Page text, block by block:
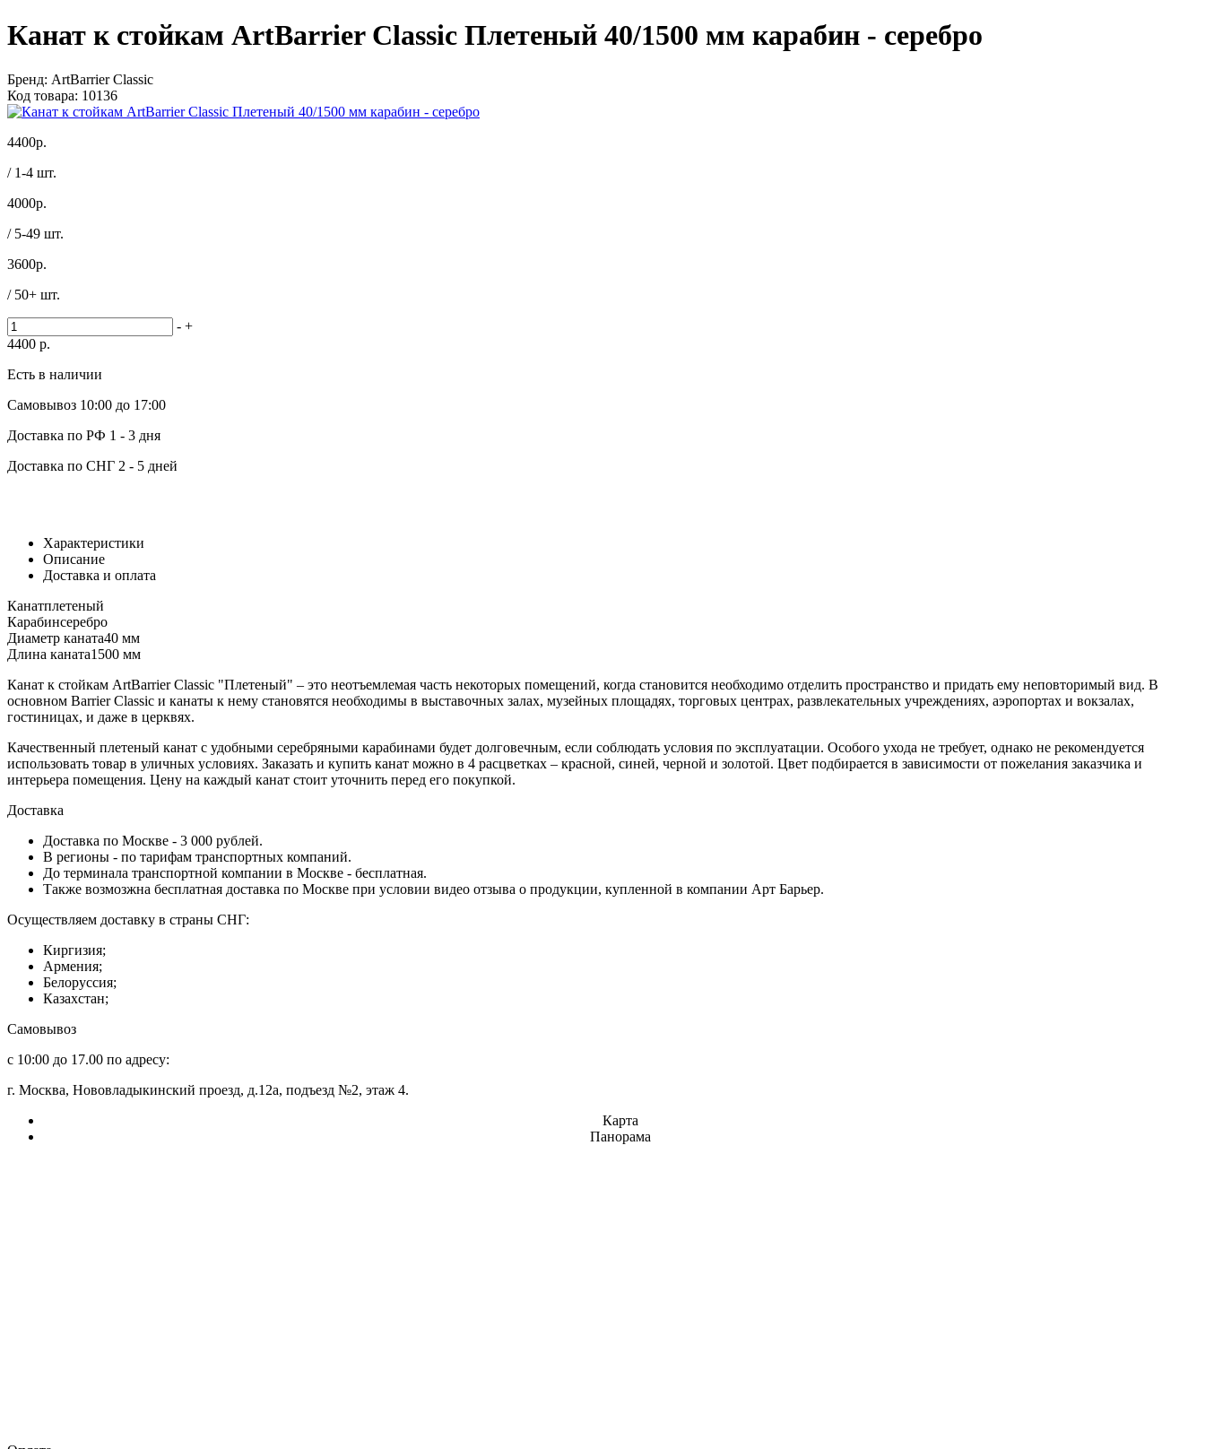
Канат к стойкам ArtBarrier Classic Плетеный 40/1500 мм карабин - серебро
Бренд: ArtBarrier Classic
Код товара: 10136
4400р.
/ 1-4 шт.
4000р.
/ 5-49 шт.
3600р.
/ 50+ шт.
- +
4400 р.
Есть в наличии
Самовывоз 10:00 до 17:00
Доставка по РФ 1 - 3 дня
Доставка по СНГ 2 - 5 дней
Характеристики
Описание
Доставка и оплата
Канатплетеный
Карабинсеребро
Диаметр каната40 мм
Длина каната1500 мм
Канат к стойкам ArtBarrier Classic "Плетеный" – это неотъемлемая часть некоторых помещений, когда становится необходимо отделить пространство и придать ему неповторимый вид. В
основном Barrier Classiс и канаты к нему становятся необходимы в выставочных залах, музейных площадях, торговых центрах, развлекательных учреждениях, аэропортах и вокзалах,
гостиницах, и даже в церквях.
Качественный плетеный канат с удобными серебряными карабинами будет долговечным, если соблюдать условия по эксплуатации. Особого ухода не требует, однако не рекомендуется
использовать товар в уличных условиях. Заказать и купить канат можно в 4 расцветках – красной, синей, черной и золотой. Цвет подбирается в зависимости от пожелания заказчика и
интерьера помещения. Цену на каждый канат стоит уточнить перед его покупкой.
Доставка
Доставка по Москве - 3 000 рублей.
В регионы - по тарифам транспортных компаний.
До терминала транспортной компании в Москве - бесплатная.
Также возмозжна бесплатная доставка по Москве при условии видео отзыва о продукции, купленной в компании Арт Барьер.
Осуществляем доставку в страны СНГ:
Киргизия;
Армения;
Белоруссия;
Казахстан;
Самовывоз
с 10:00 до 17.00 по адресу:
г. Москва, Нововладыкинский проезд, д.12а, подъезд №2, этаж 4.
Карта
Панорама